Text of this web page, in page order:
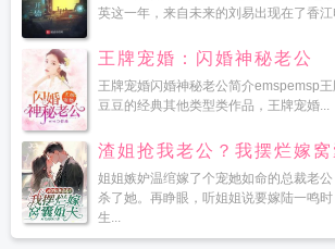
英这一年，来自未来的刘易出现在了香
王牌宠婚：闪婚神秘老公
王牌宠婚闪婚神秘老公简介emspemsp
豆豆的经典其他类型类作品，王牌宠婚...
渣姐抢我老公？我摆烂嫁窝
姐姐嫉妒温绾嫁了个宠她如命的总裁老
杀了她。再睁眼，听姐姐说要嫁陆一鸣
生...